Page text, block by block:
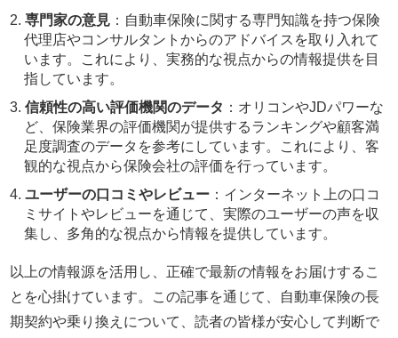
専門家の意見 ：自動車保険に関する専門知識を持つ保険
代理店やコンサルタントからのアドバイスを取り入れて
います。これにより、実務的な視点からの情報提供を目
指しています。
信頼性の高い評価機関のデータ ：オリコンやJDパワーな
ど、保険業界の評価機関が提供するランキングや顧客満
足度調査のデータを参考にしています。これにより、客
観的な視点から保険会社の評価を行っています。
ユーザーの口コミやレビュー ：インターネット上の口コ
ミサイトやレビューを通じて、実際のユーザーの声を収
集し、多角的な視点から情報を提供しています。
以上の情報源を活用し、正確で最新の情報をお届けするこ
とを心掛けています。この記事を通じて、自動車保険の長
期契約や乗り換えについて、読者の皆様が安心して判断で